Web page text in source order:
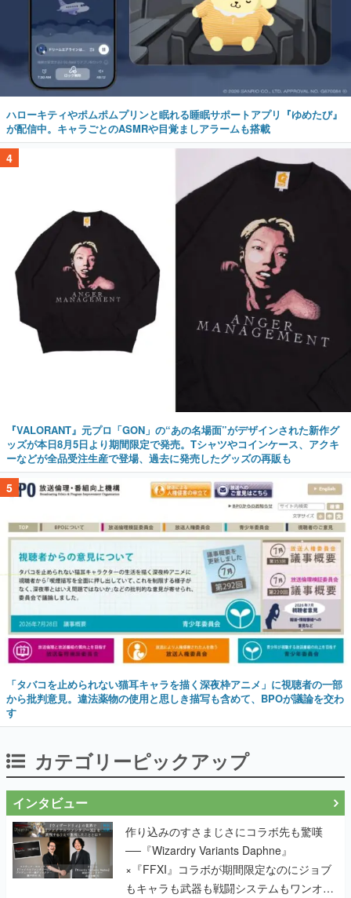
ハローキティやポムポムプリンと眠れる睡眠サポートアプリ『ゆめたび』
が配信中。キャラごとのASMRや目覚ましアラームも搭載
4
『VALORANT』元プロ「GON」の“あの名場面”がデザインされた新作グ
ッズが本日8月5日より期間限定で発売。Tシャツやコインケース、アクキ
ーなどが全品受注生産で登場、過去に発売したグッズの再販も
5
「タバコを止められない猫耳キャラを描く深夜枠アニメ」に視聴者の一部
から批判意見。違法薬物の使用と思しき描写も含めて、BPOが議論を交わ
す
カテゴリーピックアップ
インタビュー
作り込みのすさまじさにコラボ先も驚嘆
──『Wizardry Variants Daphne』
×『FFXI』コラボが期間限定なのにジョブ
もキャラも武器も戦闘システムもワンオフ